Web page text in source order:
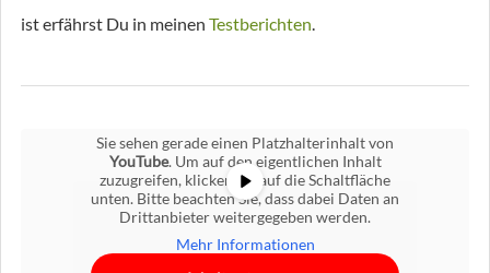
ist erfährst Du in meinen Testberichten
Sie sehen gerade einen Platzhalterinhalt von
YouTube. Um auf den eigentlichen Inhalt
zuzugreifen, klicken Sie auf die Schaltfläche
unten. Bitte beachten Sie, dass dabei Daten an
Drittanbieter weitergegeben werden.
Mehr Informationen